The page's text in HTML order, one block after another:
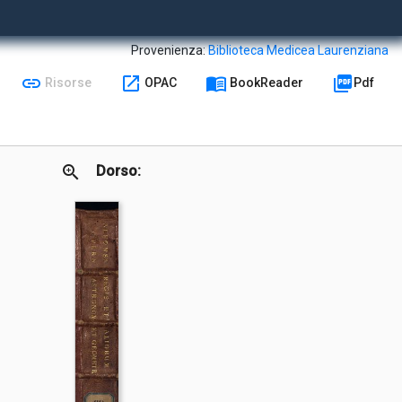
Provenienza:Biblioteca Medicea Laurenziana
link Risorse open_in_new OPAC menu_book BookReader picture_as_pdf Pdf
zoom_in Dorso: